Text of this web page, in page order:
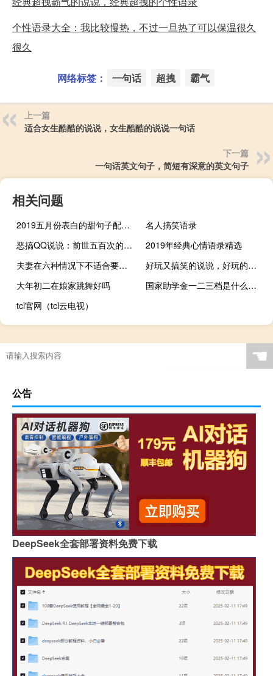
个性语录大全：我比较慢热，不过一旦热了可以保温很久
很久
网络标签： 一句话 超拽 霸气
上一篇
适合女生酷酷的说说，女生酷酷的说说一句话
下一篇
一句话英文句子，简短有深意的英文句子
相关问题
2019五月份表白的甜句子配图 深情而温暖的表白情话
名人搞笑语录
恶搞QQ说说：前世五百次的回眸，却换来今世的一句“流氓”
2019年经典心情语录精选
夫妻在六种情况下不适合要孩子
好玩又搞笑的说说，好玩的说说句子
大年初二在娘家跳舞好吗
国家助学金一二三档是什么意思
tcl官网（tcl云电视）
☚
公告
DeepSeek全套部署资料免费下载